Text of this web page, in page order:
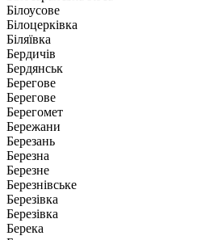
Білоусове
Білоцерківка
Біляївка
Бердичів
Бердянськ
Берегове
Берегове
Берегомет
Бережани
Березань
Березна
Березне
Березнівське
Березівка
Березівка
Берека